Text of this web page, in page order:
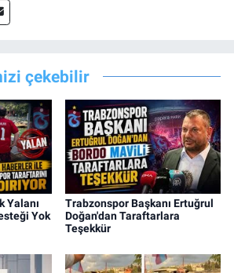
çekebilir
Yalanı
Yok
Trabzonspor Başkanı Ertuğrul
Doğan'dan Taraftarlara
Teşekkür